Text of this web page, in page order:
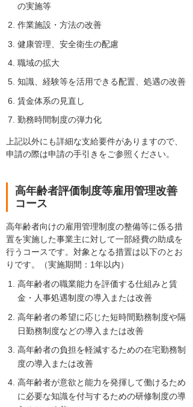
の実施等
作業施設・方法の改善
健康管理、安全衛生の配慮
職域の拡大
知識、経験等を活用できる配置、処遇の改善
賃金体系の見直し
勤務時間制度の弾力化
上記以外にも詳細な支給要件がありますので、
申請の際は申請の手引きをご参照ください。
高年齢者評価制度等雇用管理改善
コース
高年齢者向けの雇用管理制度の整備等に係る措
置を実施した事業主に対して一部経費の助成を
行うコースです。対象となる措置は以下のとお
りです。（実施期間：1年以内）
高年齢者の職業能力を評価する仕組みと賃
金・人事処遇制度の導入または改善
高年齢者の希望に応じた短時間勤務制度や隔
日勤務制度などの導入または改善
高年齢者の負担を軽減するための在宅勤務制
度の導入または改善
高年齢者が意欲と能力を発揮して働けるため
に必要な知識を付与するための研修制度の導